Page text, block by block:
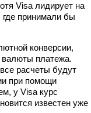
Visa лидирует на
где принимали бы
конверсии,
валюты платежа.
расчеты будут
при помощи
у Visa курс
известен уже